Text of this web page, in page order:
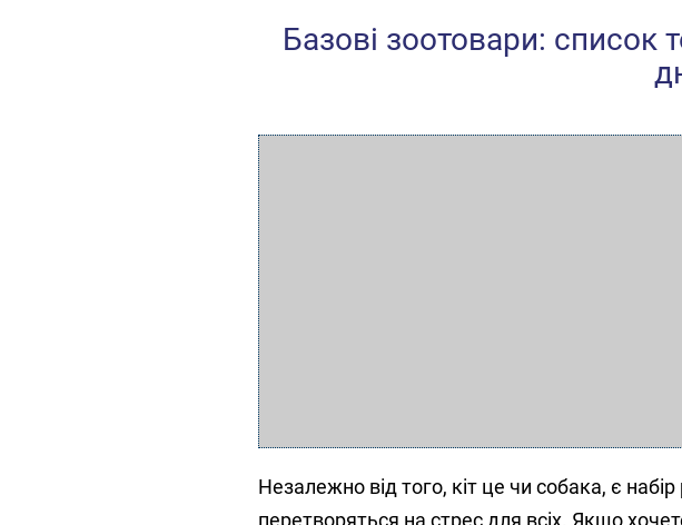
Базові зоотовари: список
Незалежно від того, кіт це чи собака, є
перетворяться на стрес для всіх. Якщо